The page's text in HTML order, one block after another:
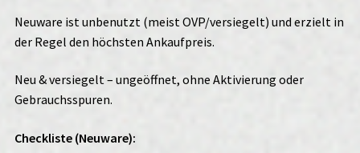
Neuware ist unbenutzt (meist OVP/versiegelt) und erzielt in
der Regel den höchsten Ankaufpreis.
Neu & versiegelt – ungeöffnet, ohne Aktivierung oder
Gebrauchsspuren.
Checkliste (Neuware):